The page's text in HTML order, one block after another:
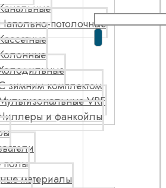
потолочные
зимним комплектом
VRF
и фанкойлы
полы
материалы